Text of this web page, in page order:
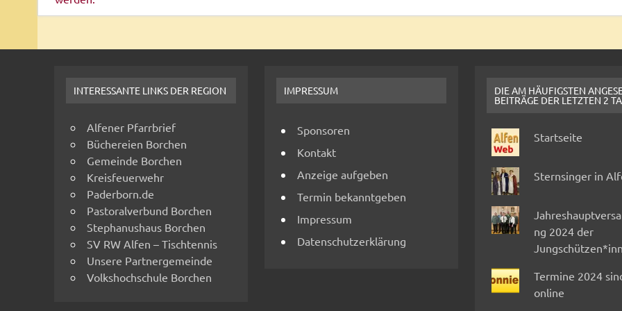
INTERESSANTE LINKS DER REGION
Alfener Pfarrbrief
Büchereien Borchen
Gemeinde Borchen
Kreisfeuerwehr
Paderborn.de
Pastoralverbund Borchen
Stephanushaus Borchen
SV RW Alfen – Tischtennis
Unsere Partnergemeinde
Volkshochschule Borchen
IMPRESSUM
Sponsoren
Kontakt
Anzeige aufgeben
Termin bekanntgeben
Impressum
Datenschutzerklärung
DIE AM HÄUFIGSTEN
BEITRÄGE DER LETZTEN 2
Startseite
Sternsinger in
ng 2024 der
Termine 2024
online